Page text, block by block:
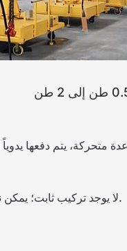
لا يوجد تركيب ثابت؛ يمكن نقله بحرية بين محطات العمل.